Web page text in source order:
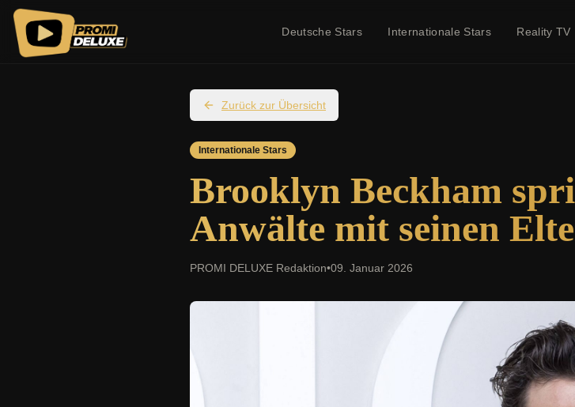
Deutsche Stars Internationale Stars Reality TV
Zurück zur Übersicht
Internationale Stars
Brooklyn Beckham
Anwälte mit seinen
PROMI DELUXE Redaktion•09. Januar 2026